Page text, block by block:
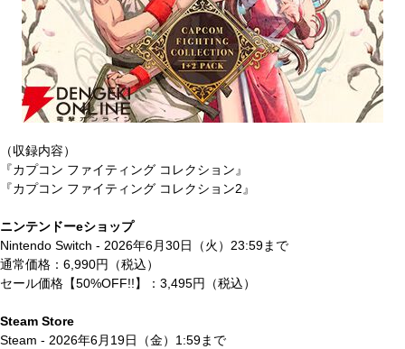
（収録内容）
『カプコン ファイティング コレクション』
『カプコン ファイティング コレクション2』
ニンテンドーeショップ
Nintendo Switch - 2026年6月30日（火）23:59まで
通常価格：6,990円（税込）
セール価格【50%OFF!!】：3,495円（税込）
Steam Store
Steam - 2026年6月19日（金）1:59まで